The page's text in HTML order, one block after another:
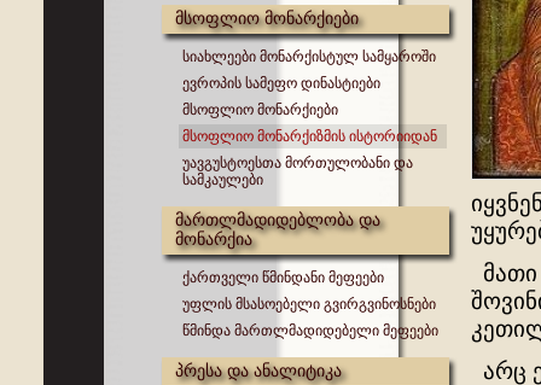
მსოფლიო მონარქიები
სიახლეები მონარქისტულ სამყაროში
ევროპის სამეფო დინასტიები
მსოფლიო მონარქიები
მსოფლიო მონარქიზმის ისტორიიდან
უავგუსტოესთა მორთულობანი და
სამკაულები
მართლმადიდებლობა და
მონარქია
ქართველი წმინდანი მეფეები
უფლის მსასოებელი გვირგვინოსნები
წმინდა მართლმადიდებელი მეფეები
პრესა და ანალიტიკა
არც